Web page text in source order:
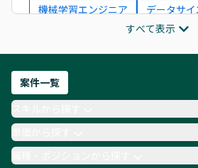
機械学習エンジニア
データサ
ITコンサル
フロントエンドエンジニア
ネットワークエンジニア
AIエンジニア
Webデザイナー
月収100万円 業務委託
COBOL
TypeScript
Laravel AWS
すべて表示
案件一覧
単価から探す
職種・ポジションから探す